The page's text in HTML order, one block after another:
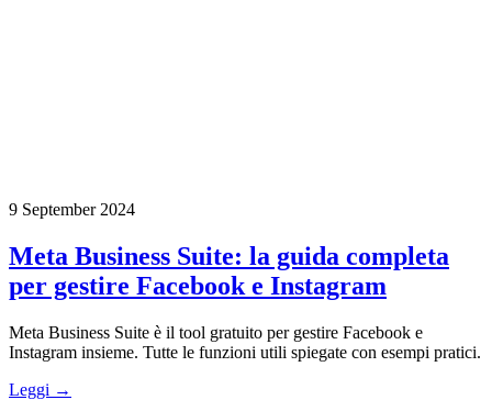
9 September 2024
Meta Business Suite: la guida completa
per gestire Facebook e Instagram
Meta Business Suite è il tool gratuito per gestire Facebook e
Instagram insieme. Tutte le funzioni utili spiegate con esempi pratici.
Leggi →